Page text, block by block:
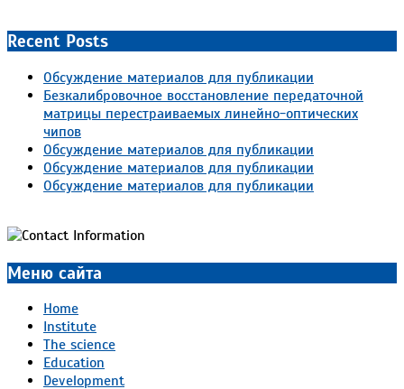
Recent Posts
Обсуждение материалов для публикации
Безкалибровочное восстановление передаточной
матрицы перестраиваемых линейно-оптических
чипов
Обсуждение материалов для публикации
Обсуждение материалов для публикации
Обсуждение материалов для публикации
Меню сайта
Home
Institute
The science
Education
Development